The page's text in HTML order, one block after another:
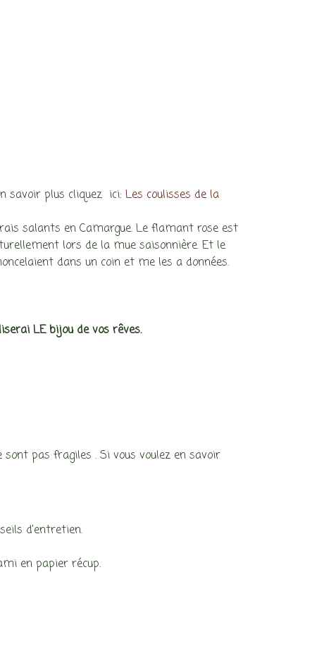
savoir plus cliquez ici:Les coulisses de la
salants en Camargue. Le flamant rose est
lors de la mue saisonnière. Et le
dans un coin et me les a données.
LE bijou de vos rêves.
pas fragiles . Si vous voulez en savoir
d’entretien.
en papier récup.